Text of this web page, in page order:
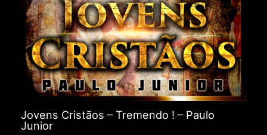
Jovens Cristãos – Tremendo ! – Paulo
Junior